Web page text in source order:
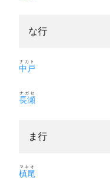
な行
中戸
ナカト
長瀬
ナガセ
ま行
槙尾
マキオ